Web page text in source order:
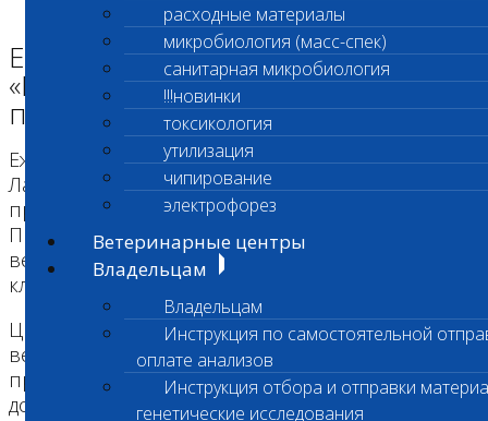
расходные материалы
микробиология (масс-спек)
санитарная микробиология
!!!новинки
токсикология
утилизация
чипирование
электрофорез
Ветеринарные центры
Владельцам
Владельцам
Инструкция по самостоятельной
оплате анализов
Инструкция отбора и отправки
генетические исследования
Ежегодная премия лаборатории
«Шанс Био» «Хрустальная
пробирка»
Ежегодно с 2005 года, в конце весны,
Лаборатория "Шанс Био" вручает престижную
премию в области ветеринарии «ХРУСТАЛЬНАЯ
ПРОБИРКА» в номинациях "Лучший
ветеринарный врач" и "Лучшая ветеринарная
клиника".
Цель данной акции – выражение признания
ветеринарным врачам и клиникам,
применяющим в своей работе последние
достижения лабораторной науки.